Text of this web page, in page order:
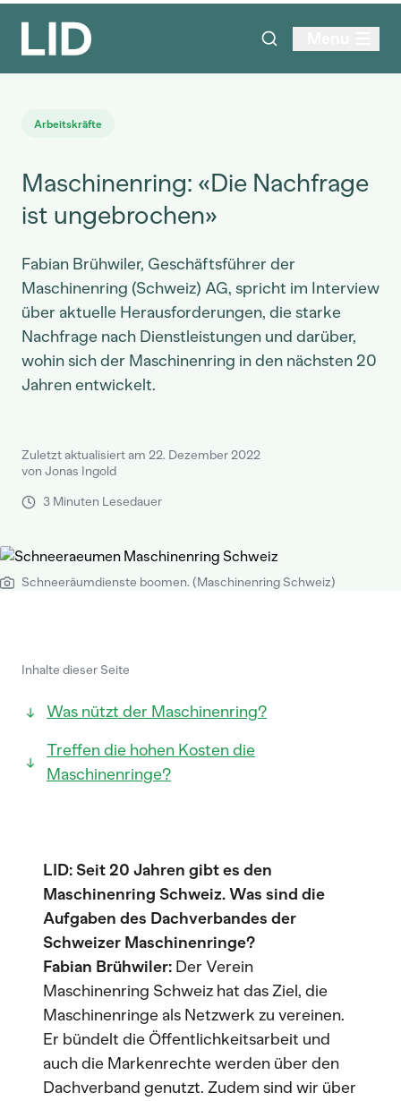
Arbeitskräfte
Maschinenring: «Die Nachfrage
ist ungebrochen»
Fabian Brühwiler, Geschäftsführer der
Maschinenring (Schweiz) AG, spricht im Interview
über aktuelle Herausforderungen, die starke
Nachfrage nach Dienstleistungen und darüber,
wohin sich der Maschinenring in den nächsten 20
Jahren entwickelt.
Zuletzt aktualisiert am 22. Dezember 2022
von Jonas Ingold
3 Minuten Lesedauer
Schneeräumdienste boomen. (Maschinenring Schweiz)
Inhalte dieser Seite
Was nützt der Maschinenring?
Treffen die hohen Kosten die
Maschinenringe?
LID: Seit 20 Jahren gibt es den
Maschinenring Schweiz. Was sind die
Aufgaben des Dachverbandes der
Schweizer Maschinenringe?
Fabian Brühwiler: Der Verein
Maschinenring Schweiz hat das Ziel, die
Maschinenringe als Netzwerk zu vereinen.
Er bündelt die Öffentlichkeitsarbeit und
auch die Markenrechte werden über den
Dachverband genutzt. Zudem sind wir über